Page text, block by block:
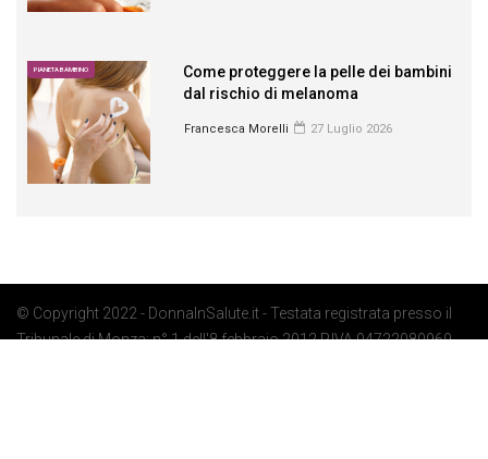
PIANETA BAMBINO
Come proteggere la pelle dei bambini
dal rischio di melanoma
Francesca Morelli 27 Luglio 2026
© Copyright 2022 - DonnaInSalute.it - Testata registrata presso il
Tribunale di Monza: n° 1 dell'8 febbraio 2012 P.IVA 04722080969 -